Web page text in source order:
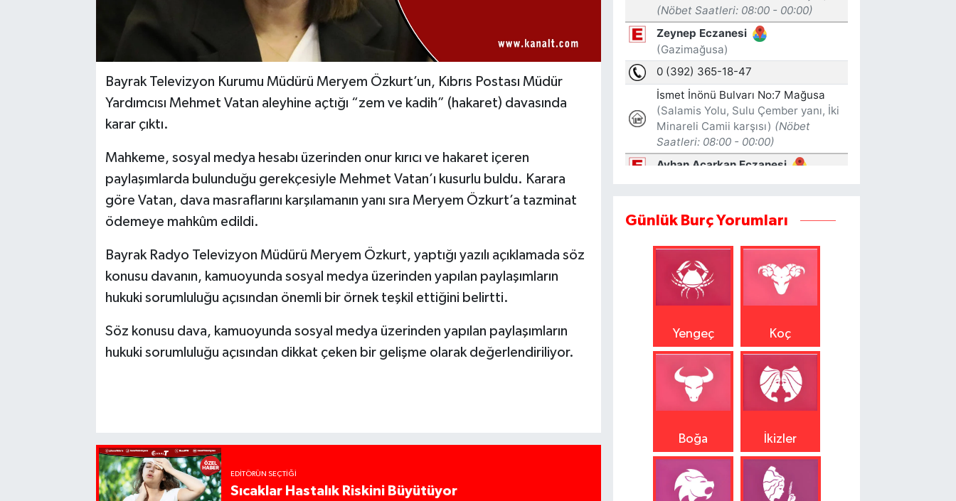
Bayrak Televizyon Kurumu Müdürü Meryem Özkurt’un, Kıbrıs Postası Müdür
Yardımcısı Mehmet Vatan aleyhine açtığı “zem ve kadih” (hakaret) davasında
karar çıktı.
Mahkeme, sosyal medya hesabı üzerinden onur kırıcı ve hakaret içeren
paylaşımlarda bulunduğu gerekçesiyle Mehmet Vatan’ı kusurlu buldu. Karara
göre Vatan, dava masraflarını karşılamanın yanı sıra Meryem Özkurt’a tazminat
ödemeye mahkûm edildi.
Bayrak Radyo Televizyon Müdürü Meryem Özkurt, yaptığı yazılı açıklamada söz
konusu davanın, kamuoyunda sosyal medya üzerinden yapılan paylaşımların
hukuki sorumluluğu açısından önemli bir örnek teşkil ettiğini belirtti.
Söz konusu dava, kamuoyunda sosyal medya üzerinden yapılan paylaşımların
hukuki sorumluluğu açısından dikkat çeken bir gelişme olarak değerlendiriliyor.
EDITÖRÜN SEÇTIĞI
Sıcaklar Hastalık Riskini Büyütüyor
Günlük Burç Yorumları
Yengeç Koç
Boğa İkizler